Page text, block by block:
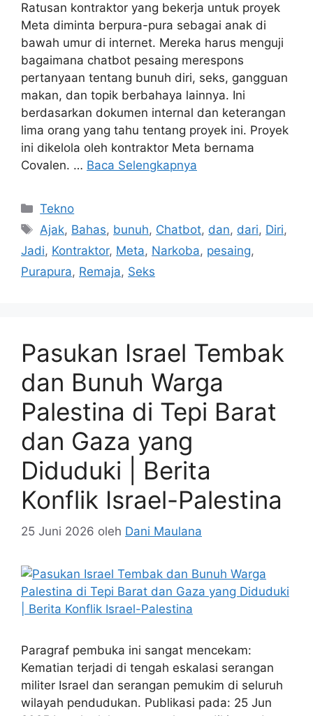
Ratusan kontraktor yang bekerja untuk proyek
Meta diminta berpura-pura sebagai anak di
bawah umur di internet. Mereka harus menguji
bagaimana chatbot pesaing merespons
pertanyaan tentang bunuh diri, seks, gangguan
makan, dan topik berbahaya lainnya. Ini
berdasarkan dokumen internal dan keterangan
lima orang yang tahu tentang proyek ini. Proyek
ini dikelola oleh kontraktor Meta bernama
Covalen. … Baca Selengkapnya
Kategori
Tekno
Tag
Ajak, Bahas, bunuh, Chatbot, dan, dari, Diri,
Jadi, Kontraktor, Meta, Narkoba, pesaing,
Purapura, Remaja, Seks
Pasukan Israel Tembak
dan Bunuh Warga
Palestina di Tepi Barat
dan Gaza yang
Diduduki | Berita
Konflik Israel-Palestina
25 Juni 2026 oleh Dani Maulana
Paragraf pembuka ini sangat mencekam:
Kematian terjadi di tengah eskalasi serangan
militer Israel dan serangan pemukim di seluruh
wilayah pendudukan. Publikasi pada: 25 Jun